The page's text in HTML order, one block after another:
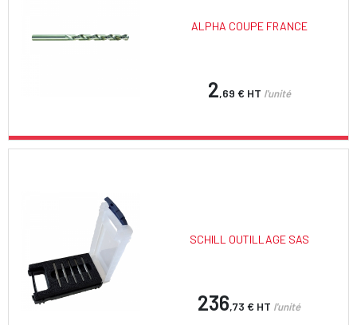
ALPHA COUPE FRANCE
2,69 € HT l'unité
SCHILL OUTILLAGE SAS
236,73 € HT l'unité